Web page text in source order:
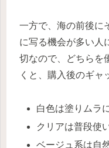
一方で、海の前後に
に写る機会が多い人
切なので、どちらを
くと、購入後のギャ
白色は塗りムラ
クリアは普段使
ベージュ系は自